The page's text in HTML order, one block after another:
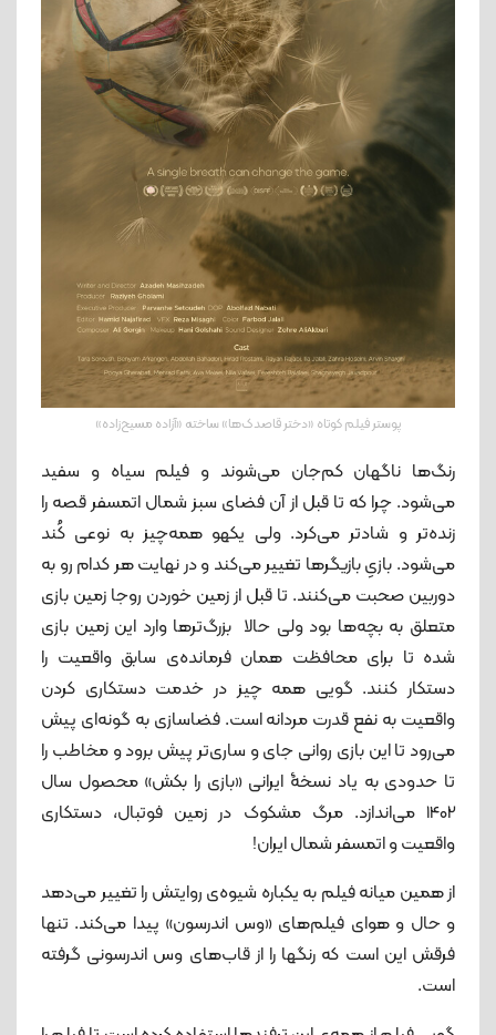
پوستر فیلم کوتاه «دختر قاصدک‌ها» ساخته «آزاده مسیح‌زاده»
رنگ‌ها ناگهان کم‌جان می‌شوند و فیلم سیاه و سفید
می‌شود. چرا که تا قبل از آن فضای سبز شمال اتمسفر قصه را
زنده‌تر و شادتر می‌کرد. ولی یکهو همه‌چیز به نوعی کُند
می‌شود. بازیِ بازیگرها تغییر می‌کند و در نهایت هر کدام رو به
دوربین صحبت می‌کنند. تا قبل از زمین خوردن روجا زمین بازی
متعلق به بچه‌ها بود ولی حالا بزرگ‌ترها وارد این زمین بازی
شده تا برای محافظت همان فرمانده‌ی سابق واقعیت را
دستکار کنند. گویی همه چیز در خدمت دستکاری کردن
واقعیت به نفع قدرت مردانه است. فضاسازی به گونه‌ای پیش
می‌رود تا این بازی روانی جای و ساری‌تر پیش برود و مخاطب را
تا حدودی به یاد نسخۀ ایرانی «بازی را بکش» محصول سال
1402 می‌اندازد. مرگ مشکوک در زمین فوتبال، دستکاری
واقعیت و اتمسفر شمال ایران!
از همین میانه فیلم به یکباره شیوه‌ی روایتش را تغییر می‌دهد
و حال و هوای فیلم‌های «وس اندرسون» پیدا می‌کند. تنها
فرقش این است که رنگ‎ها را از قاب‌های وس اندرسونی گرفته
است.